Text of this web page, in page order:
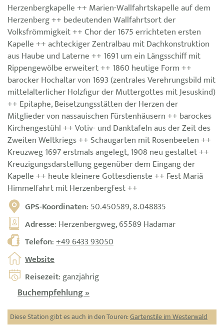
Herzenbergkapelle ++ Marien-Wallfahrtskapelle auf dem
Herzenberg ++ bedeutenden Wallfahrtsort der
Volksfrömmigkeit ++ Chor der 1675 errichteten ersten
Kapelle ++ achteckiger Zentralbau mit Dachkonstruktion
aus Haube und Laterne ++ 1691 um ein Längsschiff mit
Rippengewölbe erweitert ++ 1860 heutige Form ++
barocker Hochaltar von 1693 (zentrales Verehrungsbild mit
mittelalterlicher Holzfigur der Muttergottes mit Jesuskind)
++ Epitaphe, Beisetzungsstätten der Herzen der
Mitglieder von nassauischen Fürstenhäusern ++ barockes
Kirchengestühl ++ Votiv- und Danktafeln aus der Zeit des
Zweiten Weltkriegs ++ Schaugarten mit Rosenbeeten ++
Kreuzweg 1697 erstmals angelegt, 1908 neu gestaltet ++
Kreuzigungsdarstellung gegenüber dem Eingang der
Kapelle ++ heute kleinere Gottesdienste ++ Fest Mariä
Himmelfahrt mit Herzenbergfest ++
GPS-Koordinaten: 50.450589, 8.048835
Adresse: Herzenbergweg, 65589 Hadamar
Telefon:+49 6433 93050
Website
Reisezeit: ganzjährig
Buchempfehlung »
Diese Station gibt es auch in den Touren:Gartenstile im Westerwald